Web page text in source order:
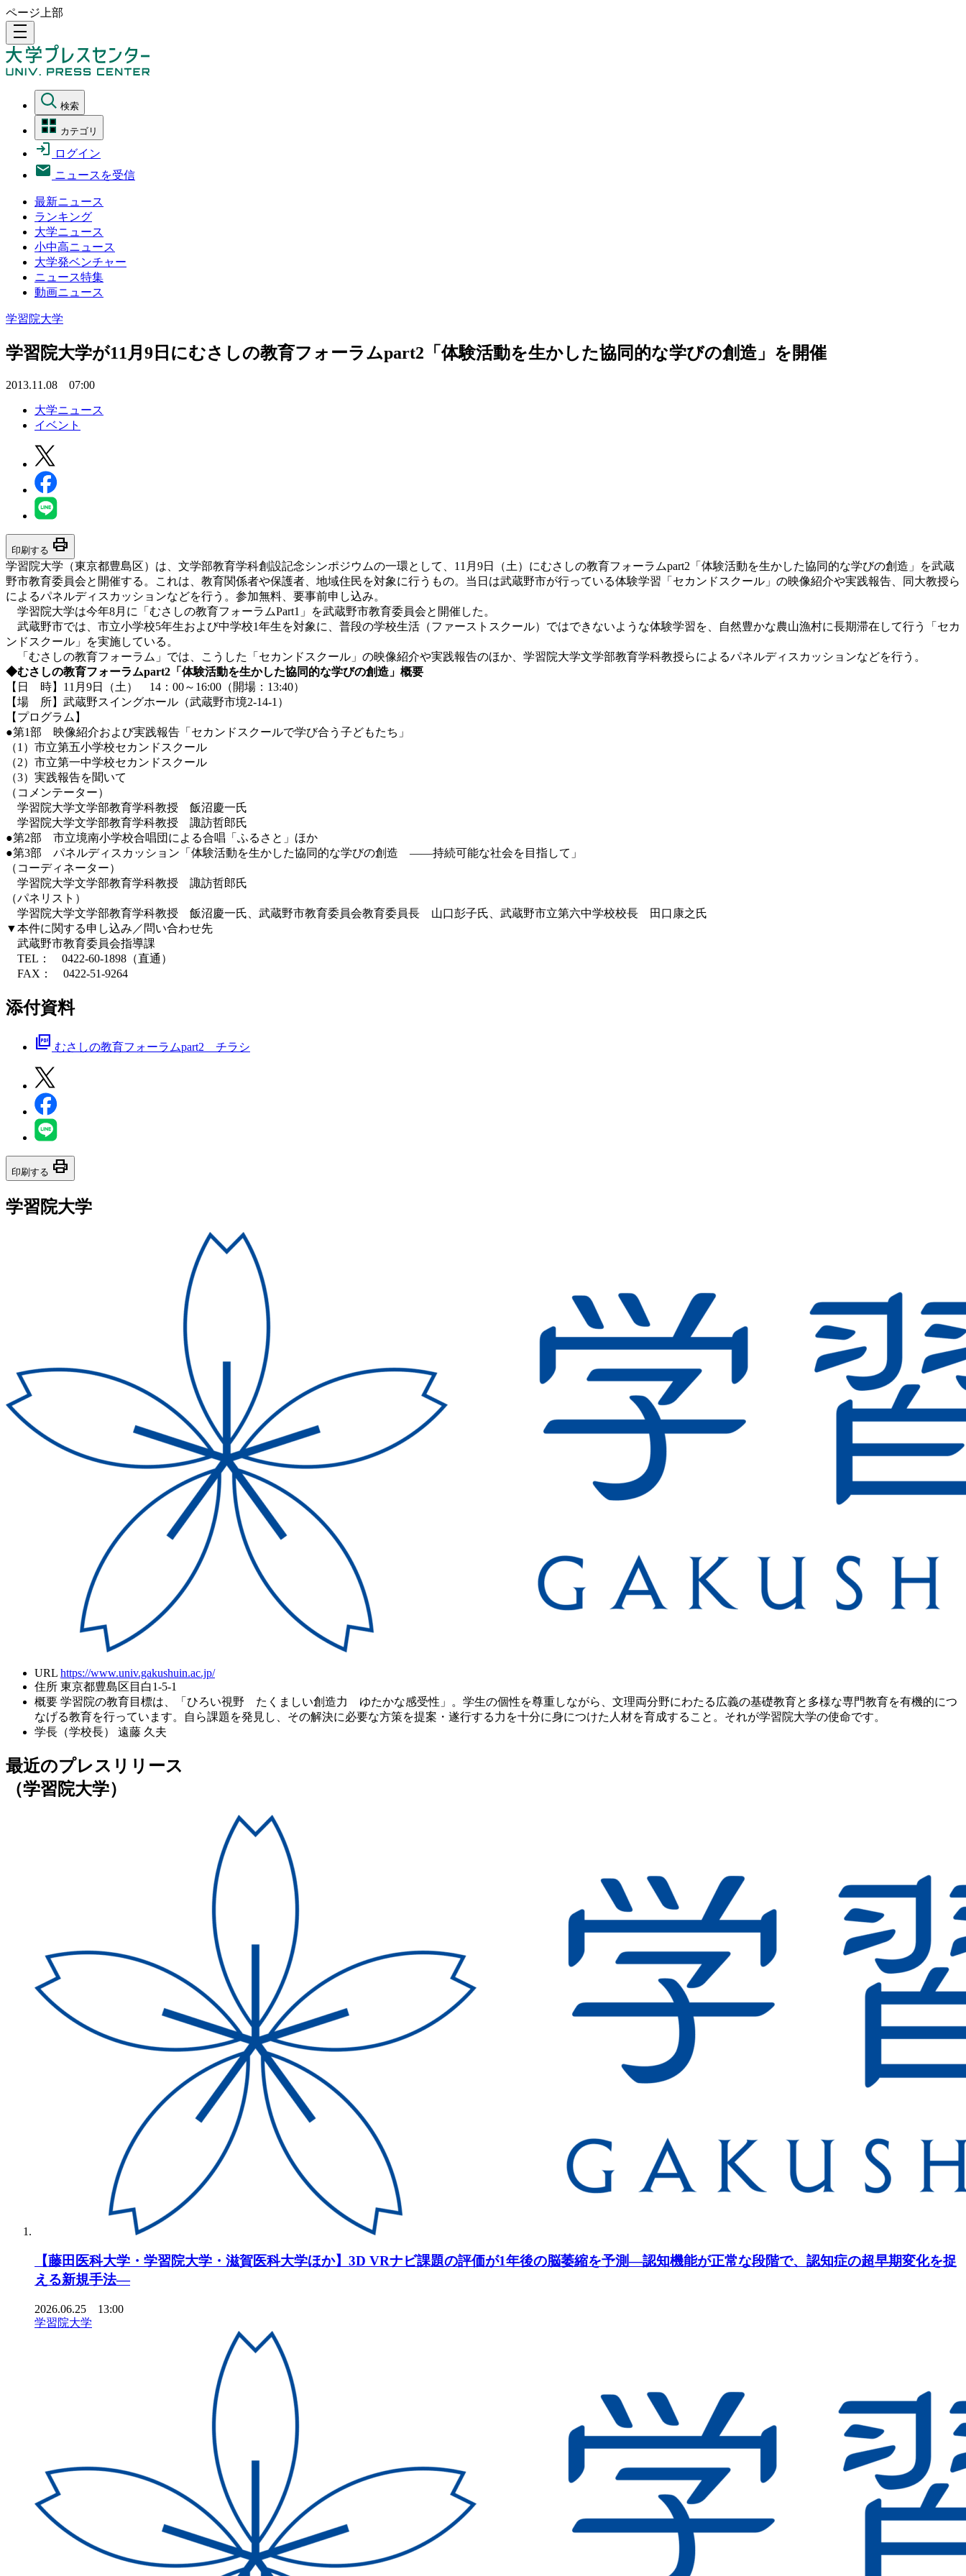
ページ上部
density_medium
検索
カテゴリ
ログイン
ニュースを受信
最新ニュース
ランキング
大学ニュース
小中高ニュース
大学発ベンチャー
ニュース特集
動画ニュース
学習院大学
学習院大学が11月9日にむさしの教育フォーラムpart2「体験活動を生かした協同的な学びの創造」を開催
2013.11.08 07:00
大学ニュース
イベント
印刷する print
学習院大学（東京都豊島区）は、文学部教育学科創設記念シンポジウムの一環として、11月9日（土）にむさしの教育フォーラムpart2「体験活動を生かした協同的な学びの創造」を武蔵
野市教育委員会と開催する。これは、教育関係者や保護者、地域住民を対象に行うもの。当日は武蔵野市が行っている体験学習「セカンドスクール」の映像紹介や実践報告、同大教授ら
によるパネルディスカッションなどを行う。参加無料、要事前申し込み。
学習院大学は今年8月に「むさしの教育フォーラムPart1」を武蔵野市教育委員会と開催した。
武蔵野市では、市立小学校5年生および中学校1年生を対象に、普段の学校生活（ファーストスクール）ではできないような体験学習を、自然豊かな農山漁村に長期滞在して行う「セカ
ンドスクール」を実施している。
「むさしの教育フォーラム」では、こうした「セカンドスクール」の映像紹介や実践報告のほか、学習院大学文学部教育学科教授らによるパネルディスカッションなどを行う。
◆むさしの教育フォーラムpart2「体験活動を生かした協同的な学びの創造」概要
【日 時】11月9日（土） 14：00～16:00（開場：13:40）
【場 所】武蔵野スイングホール（武蔵野市境2-14-1）
【プログラム】
●第1部 映像紹介および実践報告「セカンドスクールで学び合う子どもたち」
（1）市立第五小学校セカンドスクール
（2）市立第一中学校セカンドスクール
（3）実践報告を聞いて
（コメンテーター）
学習院大学文学部教育学科教授 飯沼慶一氏
学習院大学文学部教育学科教授 諏訪哲郎氏
●第2部 市立境南小学校合唱団による合唱「ふるさと」ほか
●第3部 パネルディスカッション「体験活動を生かした協同的な学びの創造 ――持続可能な社会を目指して」
（コーディネーター）
学習院大学文学部教育学科教授 諏訪哲郎氏
（パネリスト）
学習院大学文学部教育学科教授 飯沼慶一氏、武蔵野市教育委員会教育委員長 山口彭子氏、武蔵野市立第六中学校校長 田口康之氏
▼本件に関する申し込み／問い合わせ先
武蔵野市教育委員会指導課
TEL： 0422-60-1898（直通）
FAX： 0422-51-9264
添付資料
picture_as_pdf むさしの教育フォーラムpart2 チラシ
印刷する print
学習院大学
URL https://www.univ.gakushuin.ac.jp/
住所 東京都豊島区目白1-5-1
概要 学習院の教育目標は、「ひろい視野 たくましい創造力 ゆたかな感受性」。学生の個性を尊重しながら、文理両分野にわたる広義の基礎教育と多様な専門教育を有機的につ
なげる教育を行っています。自ら課題を発見し、その解決に必要な方策を提案・遂行する力を十分に身につけた人材を育成すること。それが学習院大学の使命です。
学長（学校長）
遠藤 久夫
最近のプレスリリース
（学習院大学）
【藤田医科大学・学習院大学・滋賀医科大学ほか】3D VRナビ課題の評価が1年後の脳萎縮を予測―認知機能が正常な段階で、認知症の超早期変化を捉
える新規手法―
2026.06.25 13:00
学習院大学